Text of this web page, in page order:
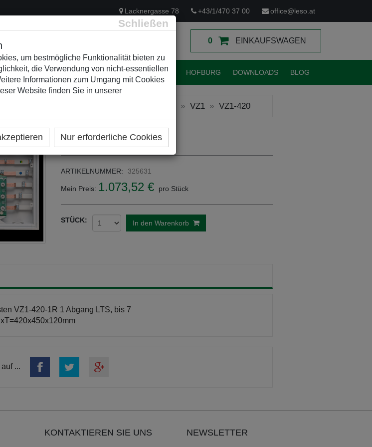
Schließen
um bestmögliche Funktionalität bieten zu
die Verwendung von nicht-essentiellen
Informationen zum Umgang mit Cookies
Website finden Sie in unserer
Nur erforderliche Cookies
Lacknergasse 78 +43/1/470 37 00 office@leso.at
0 EINKAUFSWAGEN
WEIHNACHTSBELEUCHTUNGEN HOFBURG DOWNLOADS BLOG
VZ1 VZ1-420
VZ1-420-1R
ARTIKELNUMMER: 325631
Mein Preis: 1.073,52 € pro Stück
STÜCK: In den Warenkorb
VZ1-420-1R 1 Abgang LTS, bis 7
...
KONTAKTIEREN SIE UNS NEWSLETTER